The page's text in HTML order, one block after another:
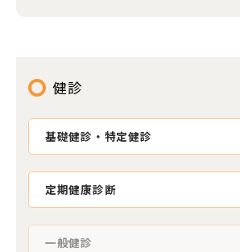
健診
基礎健診・特定健診
定期健康診断
一般健診